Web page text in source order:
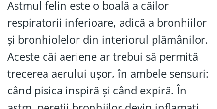
Astmul felin este o boală a căilor
respiratorii inferioare, adică a bronhiilor
și bronhiolelor din interiorul plămânilor.
Aceste căi aeriene ar trebui să permită
trecerea aerului ușor, în ambele sensuri:
când pisica inspiră și când expiră. În